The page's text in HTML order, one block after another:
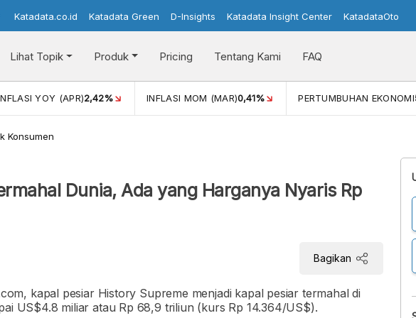
Katadata.co.id Katadata Green D-Insights Katadata Insight Center KatadataOto
Lihat Topik Produk Pricing Tentang Kami FAQ
YOY (APR)2,42% INFLASI MOM (MAR)0,41% PERTUMBUHAN EKONOMI
Konsumen
Dunia, Ada yang Harganya Nyaris Rp
Bagikan
kapal pesiar History Supreme menjadi kapal pesiar termahal di
US$4.8 miliar atau Rp 68,9 triliun (kurs Rp 14.364/US$).